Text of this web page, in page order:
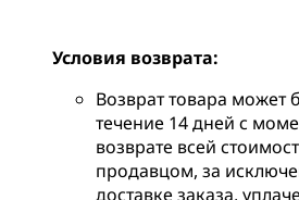
Условия возврата:
Возврат товара может
течение 14 дней с
возврате всей
продавцом, за
доставке заказа,